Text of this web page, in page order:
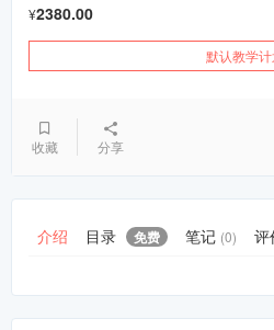
¥2380.00
默认教学
收藏 分享
介绍 目录 免费 笔记 (0) 评